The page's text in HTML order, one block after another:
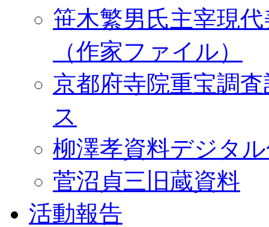
笹木繁男氏主宰現
（作家ファイル）
京都府寺院重宝調
ス
柳澤孝資料デジタ
菅沼貞三旧蔵資料
活動報告